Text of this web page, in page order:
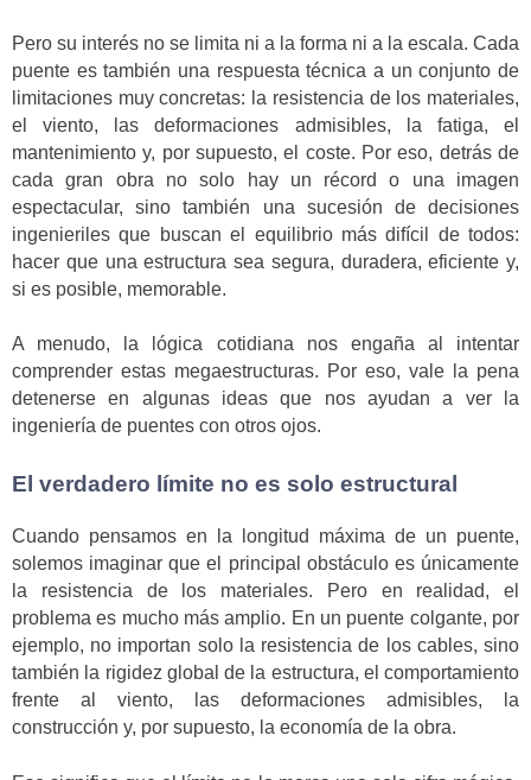
Pero su interés no se limita ni a la forma ni a la escala. Cada
puente es también una respuesta técnica a un conjunto de
limitaciones muy concretas: la resistencia de los materiales,
el viento, las deformaciones admisibles, la fatiga, el
mantenimiento y, por supuesto, el coste. Por eso, detrás de
cada gran obra no solo hay un récord o una imagen
espectacular, sino también una sucesión de decisiones
ingenieriles que buscan el equilibrio más difícil de todos:
hacer que una estructura sea segura, duradera, eficiente y,
si es posible, memorable.
A menudo, la lógica cotidiana nos engaña al intentar
comprender estas megaestructuras. Por eso, vale la pena
detenerse en algunas ideas que nos ayudan a ver la
ingeniería de puentes con otros ojos.
El verdadero límite no es solo estructural
Cuando pensamos en la longitud máxima de un puente,
solemos imaginar que el principal obstáculo es únicamente
la resistencia de los materiales. Pero en realidad, el
problema es mucho más amplio. En un puente colgante, por
ejemplo, no importan solo la resistencia de los cables, sino
también la rigidez global de la estructura, el comportamiento
frente al viento, las deformaciones admisibles, la
construcción y, por supuesto, la economía de la obra.